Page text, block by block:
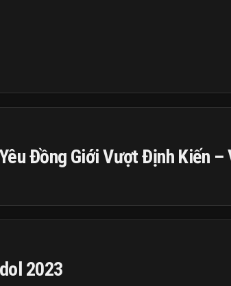
Đồng Giới Vượt Định Kiến
2023